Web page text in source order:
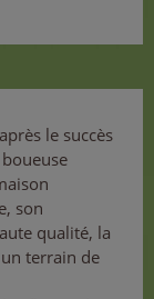
le succès
son
qualité, la
terrain de